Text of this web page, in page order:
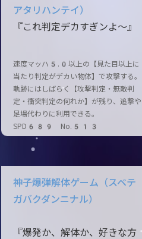
アタリハンテイ）
『これ判定デカすぎンよ～』
速度マッハ5.0以上の【見た目以上に
当たり判定がデカい物体】で攻撃する。
軌跡にはしばらく【攻撃判定・無敵判
定・衝突判定の何れか】が残り、追撃や
足場代わりに利用できる。
SPD689 No.513
神子爆弾解体ゲーム（スベテ
ガバクダンニナル）
『爆発か、解体か、好きな方